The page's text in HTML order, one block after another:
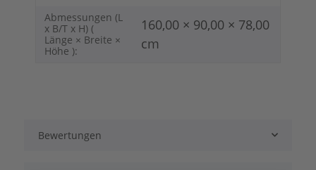
Abmessungen (L
x B/T x H) (
Länge × Breite ×
Höhe ):
160,00 × 90,00 × 78,00
cm
Bewertungen